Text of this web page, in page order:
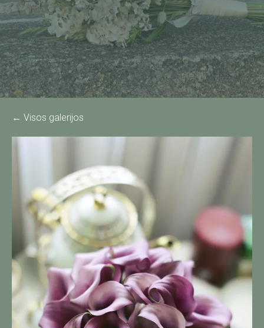
Visos galerijos